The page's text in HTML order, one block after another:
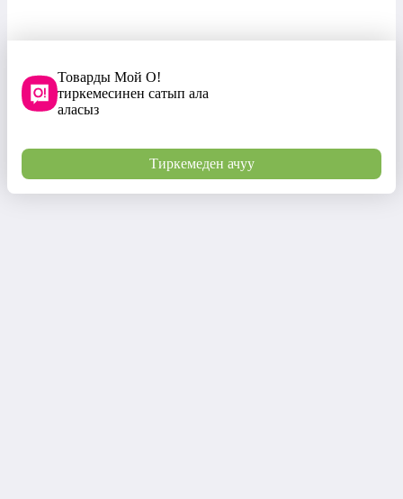
Товарды Мой О!
тиркемесинен сатып ала
аласыз
Тиркемеден ачуу